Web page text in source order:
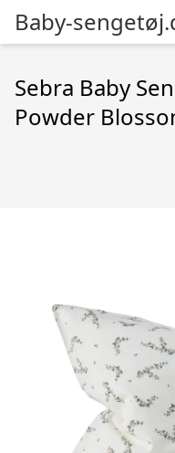
Baby-
Sebra Baby
Powder